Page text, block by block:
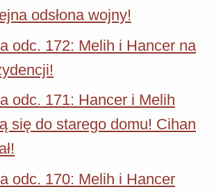
odsłona wojny!
odc. 172: Melih i Hancer na
odc. 171: Hancer i Melih
się do starego domu! Cihan
odc. 170: Melih i Hancer